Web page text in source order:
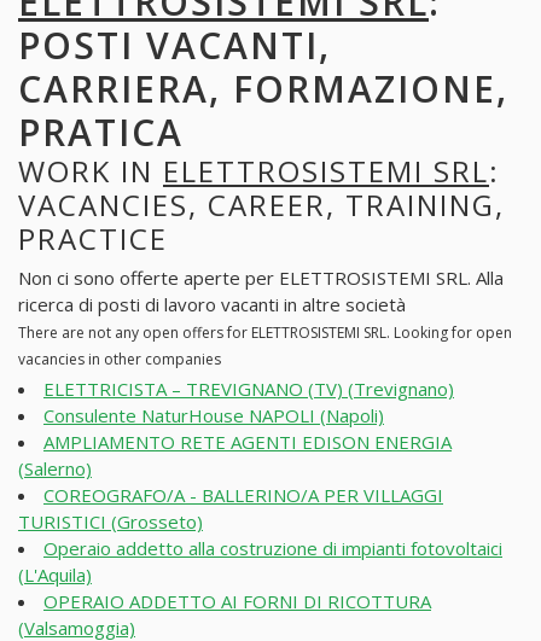
POSTI VACANTI,
CARRIERA, FORMAZIONE,
PRATICA
WORK IN ELETTROSISTEMI SRL:
VACANCIES, CAREER, TRAINING,
PRACTICE
Non ci sono offerte aperte per ELETTROSISTEMI SRL. Alla
ricerca di posti di lavoro vacanti in altre società
There are not any open offers for ELETTROSISTEMI SRL. Looking for open
vacancies in other companies
ELETTRICISTA – TREVIGNANO (TV) (Trevignano)
Consulente NaturHouse NAPOLI (Napoli)
AMPLIAMENTO RETE AGENTI EDISON ENERGIA
(Salerno)
COREOGRAFO/A - BALLERINO/A PER VILLAGGI
TURISTICI (Grosseto)
Operaio addetto alla costruzione di impianti fotovoltaici
(L'Aquila)
OPERAIO ADDETTO AI FORNI DI RICOTTURA
(Valsamoggia)